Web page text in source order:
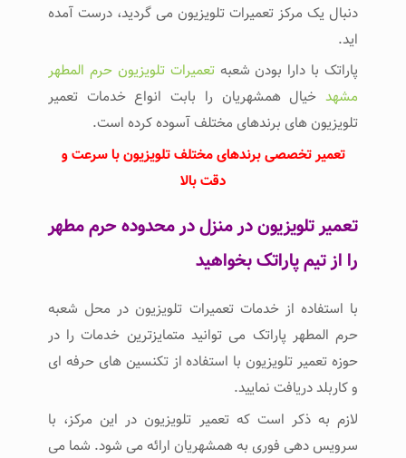
دنبال یک مرکز تعمیرات تلویزیون می گردید، درست آمده
اید.
پاراتک با دارا بودن شعبهتعمیرات تلویزیون حرم المطهر
مشهدخیال همشهریان را بابت انواع خدمات تعمیر
تلویزیون های برندهای مختلف آسوده کرده است.
تعمیر تخصصی برندهای مختلف تلویزیون با سرعت و
دقت بالا
تعمیر تلویزیون در منزل در محدوده حرم مطهر
را از تیم پاراتک بخواهید
با استفاده از خدمات تعمیرات تلویزیون در محل شعبه
حرم المطهر پاراتک می توانید متمایزترین خدمات را در
حوزه تعمیر تلویزیون با استفاده از تکنسین های حرفه ای
و کاربلد دریافت نمایید.
لازم به ذکر است که تعمیر تلویزیون در این مرکز، با
سرویس دهی فوری به همشهریان ارائه می شود. شما می